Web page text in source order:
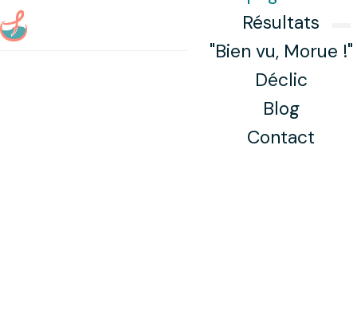
Aller au contenu principal
Résultats
"Bien vu, Morue !"
Déclic
Blog
Contact